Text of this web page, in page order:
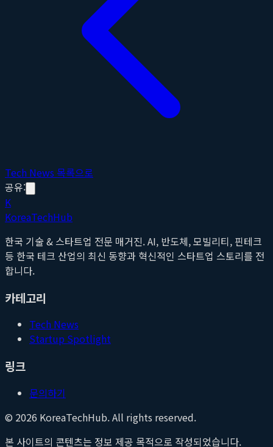
Tech News 목록으로
공유:
K
KoreaTechHub
한국 기술 & 스타트업 전문 매거진. AI, 반도체, 모빌리티, 핀테크
등 한국 테크 산업의 최신 동향과 혁신적인 스타트업 스토리를 전
합니다.
카테고리
Tech News
Startup Spotlight
링크
문의하기
© 2026 KoreaTechHub. All rights reserved.
본 사이트의 콘텐츠는 정보 제공 목적으로 작성되었습니다.